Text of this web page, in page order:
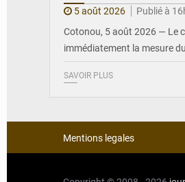
5 août 2026
Publié à
Cotonou, 5 août 2026 — Le
immédiatement la mesure
SAVOIR PLUS
Mentions legales